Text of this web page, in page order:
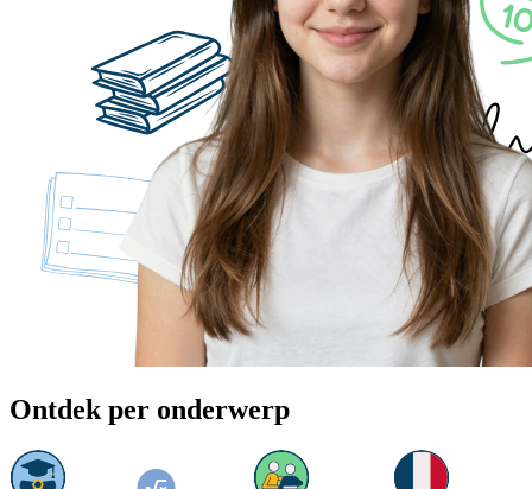
Ontdek per onderwerp